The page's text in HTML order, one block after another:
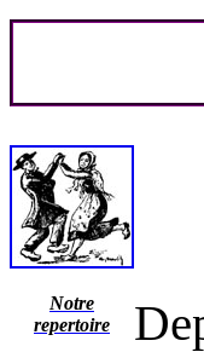
Notre
repertoire